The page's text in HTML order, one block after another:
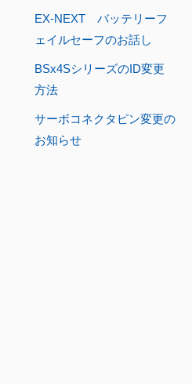
EX-NEXT バッテリーフ
ェイルセーフのお話し
BSx4SシリーズのID変更
方法
サーボコネクタピン変更の
お知らせ